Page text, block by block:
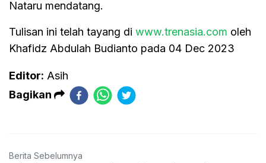
Nataru mendatang.
Tulisan ini telah tayang di www.trenasia.com oleh
Khafidz Abdulah Budianto pada 04 Dec 2023
Editor: Asih
Bagikan
Berita Sebelumnya